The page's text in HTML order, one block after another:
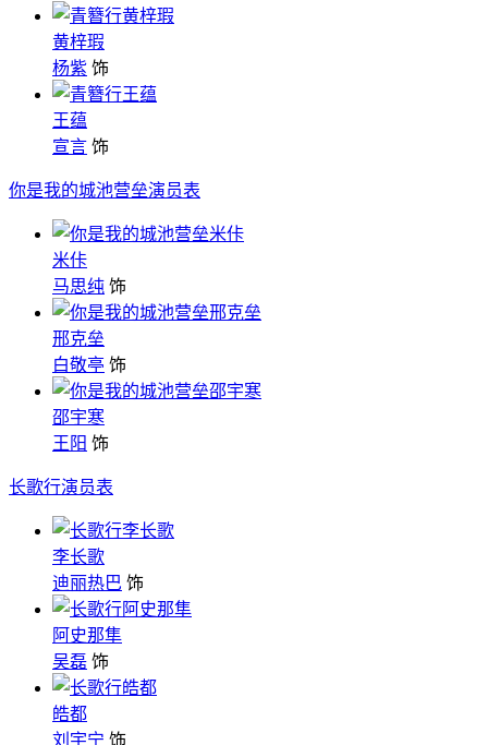
黄梓瑕
杨紫 饰
王蕴
宣言 饰
你是我的城池营垒演员表
米佧
马思纯 饰
邢克垒
白敬亭 饰
邵宇寒
王阳 饰
长歌行演员表
李长歌
迪丽热巴 饰
阿史那隼
吴磊 饰
皓都
刘宇宁 饰